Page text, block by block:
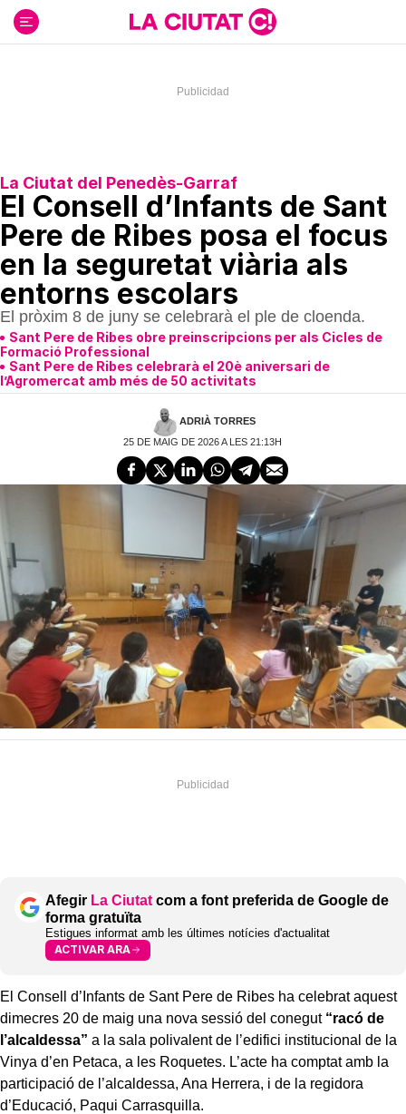
contenido
La Ciutat del Penedès-Garraf
El Consell d’Infants de Sant
Pere de Ribes posa el focus
en la seguretat viària als
entorns escolars
El pròxim 8 de juny se celebrarà el ple de cloenda.
Sant Pere de Ribes obre preinscripcions per als Cicles de
Formació Professional
Sant Pere de Ribes celebrarà el 20è aniversari de
l’Agromercat amb més de 50 activitats
ADRIÀ TORRES
25 DE MAIG DE 2026 A LES 21:13H
Afegir La Ciutat com a font preferida de Google de
forma gratuïta
Estigues informat amb les últimes notícies d'actualitat
ACTIVAR ARA
El Consell d’Infants de Sant Pere de Ribes ha celebrat aquest
dimecres 20 de maig una nova sessió del conegut “racó de
l’alcaldessa” a la sala polivalent de l’edifici institucional de la
Vinya d’en Petaca, a les Roquetes. L’acte ha comptat amb la
participació de l’alcaldessa, Ana Herrera, i de la regidora
d’Educació, Paqui Carrasquilla.